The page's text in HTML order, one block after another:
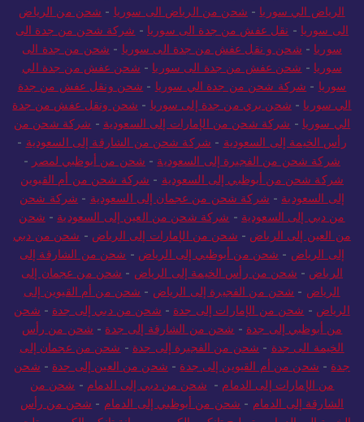
سوريا
-شحن بري من الرياض إلى سوريا -شحن ونقل عفش من
الرياض الي سوريا-شحن من الرياض الى سوريا-شحن من الرياض
الى سوريا-نقل عفش من جدة الى سوريا-شركة شحن من جدة الى
سوريا - شحن و نقل عفش من جدة الى سوريا- شحن من جدة الى
سوريا -شحن عفش من جدة الى سوريا -شحن عفش من جدة الي
سوريا-شركة شحن من جدة الي سوريا-شحن ونقل عفش من جدة
الي سوريا- شحن بري من جدة إلى سوريا -شحن ونقل عفش من جدة
الي سوريا -شركة شحن من الإمارات إلى السعودية- شركة شحن من
رأس الخيمة إلى السعودية -شركة شحن من الشارقة إلى السعودية-
شركة شحن من الفجيرة إلى السعودية -شحن من أبوظبي لمصر-
شركة شحن من أبوظبي إلى السعودية-شركة شحن من أم القيوين
إلى السعودية- شركة شحن من عجمان إلى السعودية-شركة شحن
من دبي إلى السعودية - شركة شحن من العين إلى السعودية- شحن
من العين إلى الرياض -شحن من الإمارات إلى الرياض- شحن من دبي
إلى الرياض-شحن من أبوظبي إلى الرياض -شحن من الشارقة إلى
الرياض
- شحن من رأس الخيمة إلى الرياض-شحن من عجمان إلى
الرياض -شحن من الفجيرة إلى الرياض -شحن من أم القيوين إلى
الرياض-شحن من الإمارات إلى جدة- شحن من دبي إلى جدة- شحن
من أبوظبي إلى جدة- شحن من الشارقة إلى جدة- شحن من رأس
الخيمة الى جدة - شحن من الفجيرة إلى جدة - شحن من عجمان إلى
جدة- شحن من أم القيوين إلى جدة -شحن من العين إلى جدة- شحن
من الإمارات إلى الدمام-شحن من دبي إلى الدمام-شحن من